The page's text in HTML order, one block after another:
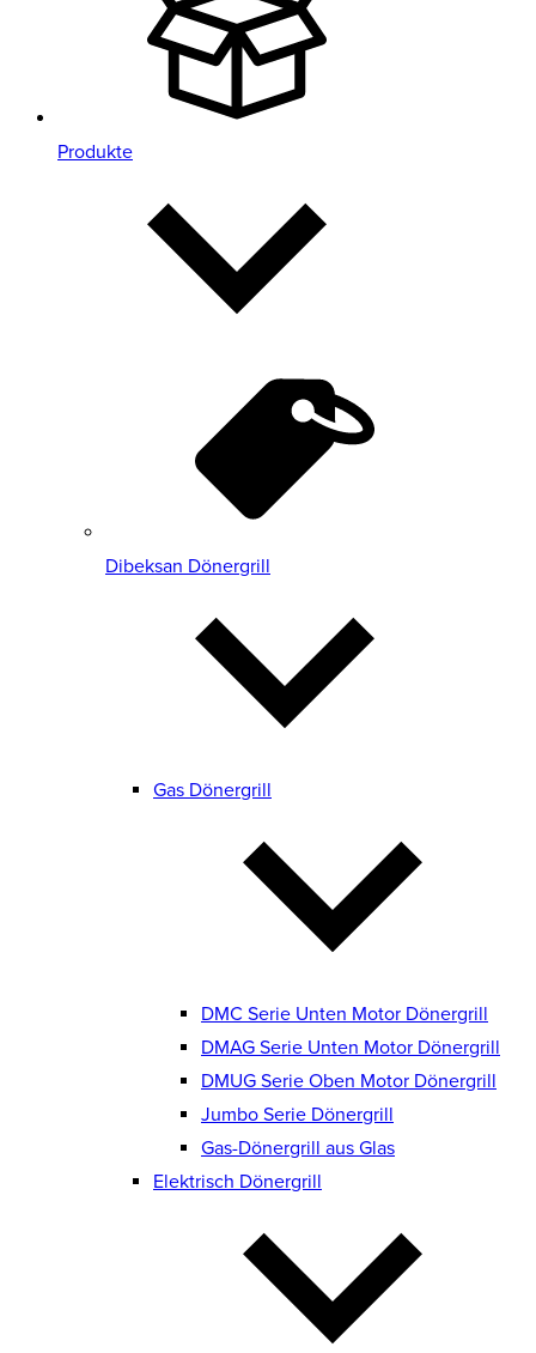
Produkte
Dibeksan Dönergrill
Gas Dönergrill
DMC Serie Unten Motor Dönergrill
DMAG Serie Unten Motor Dönergrill
DMUG Serie Oben Motor Dönergrill
Jumbo Serie Dönergrill
Gas-Dönergrill aus Glas
Elektrisch Dönergrill